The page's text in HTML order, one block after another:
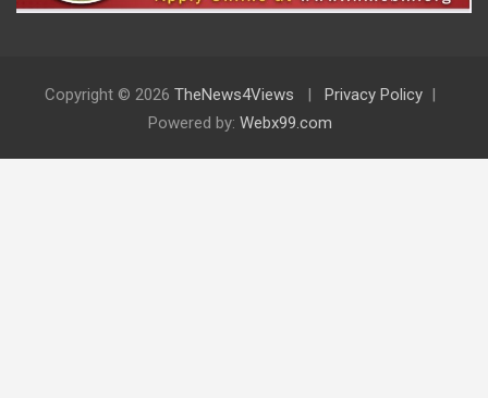
Copyright © 2026 TheNews4Views
Privacy Policy
Powered by: Webx99.com